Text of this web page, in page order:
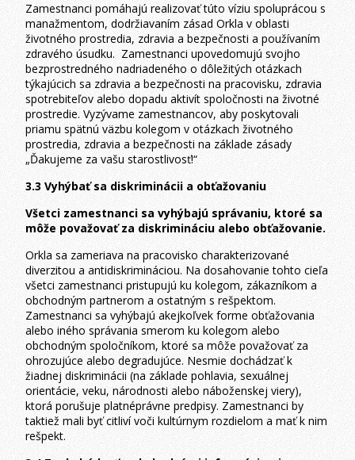
Zamestnanci pomáhajú realizovať túto víziu spoluprácou s
manažmentom, dodržiavaním zásad Orkla v oblasti
životného prostredia, zdravia a bezpečnosti a používaním
zdravého úsudku. Zamestnanci upovedomujú svojho
bezprostredného nadriadeného o dôležitých otázkach
týkajúcich sa zdravia a bezpečnosti na pracovisku, zdravia
spotrebiteľov alebo dopadu aktivít spoločnosti na životné
prostredie. Vyzývame zamestnancov, aby poskytovali
priamu spätnú väzbu kolegom v otázkach životného
prostredia, zdravia a bezpečnosti na základe zásady
„Ďakujeme za vašu starostlivosť!“
3.3 Vyhýbať sa diskriminácii a obťažovaniu
Všetci zamestnanci sa vyhýbajú správaniu, ktoré sa
môže považovať za diskrimináciu alebo obťažovanie.
Orkla sa zameriava na pracovisko charakterizované
diverzitou a antidiskrimináciou. Na dosahovanie tohto cieľa
všetci zamestnanci pristupujú ku kolegom, zákazníkom a
obchodným partnerom a ostatným s rešpektom.
Zamestnanci sa vyhýbajú akejkoľvek forme obťažovania
alebo iného správania smerom ku kolegom alebo
obchodným spoločníkom, ktoré sa môže považovať za
ohrozujúce alebo degradujúce. Nesmie dochádzať k
žiadnej diskriminácii (na základe pohlavia, sexuálnej
orientácie, veku, národnosti alebo náboženskej viery),
ktorá porušuje platnéprávne predpisy. Zamestnanci by
taktiež mali byť citliví voči kultúrnym rozdielom a mať k nim
rešpekt.